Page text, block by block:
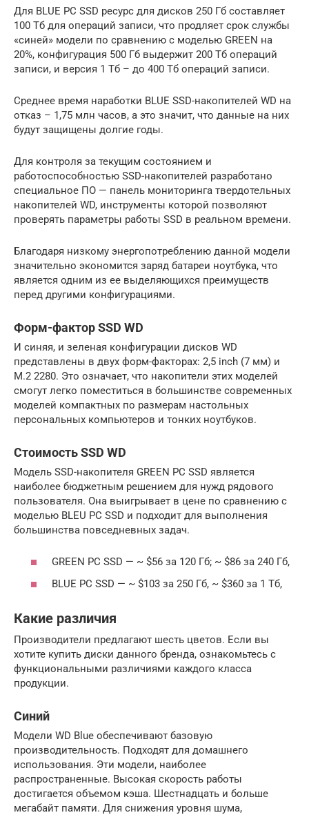
Для BLUE PC SSD ресурс для дисков 250 Гб составляет
100 Тб для операций записи, что продляет срок службы
«синей» модели по сравнению с моделью GREEN на
20%, конфигурация 500 Гб выдержит 200 Тб операций
записи, и версия 1 Тб – до 400 Тб операций записи.
Среднее время наработки BLUE SSD-накопителей WD на
отказ – 1,75 млн часов, а это значит, что данные на них
будут защищены долгие годы.
Для контроля за текущим состоянием и
работоспособностью SSD-накопителей разработано
специальное ПО — панель мониторинга твердотельных
накопителей WD, инструменты которой позволяют
проверять параметры работы SSD в реальном времени.
Благодаря низкому энергопотреблению данной модели
значительно экономится заряд батареи ноутбука, что
является одним из ее выделяющихся преимуществ
перед другими конфигурациями.
Форм-фактор SSD WD
И синяя, и зеленая конфигурации дисков WD
представлены в двух форм-факторах: 2,5 inch (7 мм) и
M.2 2280. Это означает, что накопители этих моделей
смогут легко поместиться в большинстве современных
моделей компактных по размерам настольных
персональных компьютеров и тонких ноутбуков.
Стоимость SSD WD
Модель SSD-накопителя GREEN PC SSD является
наиболее бюджетным решением для нужд рядового
пользователя. Она выигрывает в цене по сравнению с
моделью BLEU PC SSD и подходит для выполнения
большинства повседневных задач.
GREEN PC SSD — ~ $56 за 120 Гб; ~ $86 за 240 Гб,
BLUE PC SSD — ~ $103 за 250 Гб, ~ $360 за 1 Тб,
Какие различия
Производители предлагают шесть цветов. Если вы
хотите купить диски данного бренда, ознакомьтесь с
функциональными различиями каждого класса
продукции.
Синий
Модели WD Blue обеспечивают базовую
производительность. Подходят для домашнего
использования. Эти модели, наиболее
распространенные. Высокая скорость работы
достигается объемом кэша. Шестнадцать и больше
мегабайт памяти. Для снижения уровня шума,